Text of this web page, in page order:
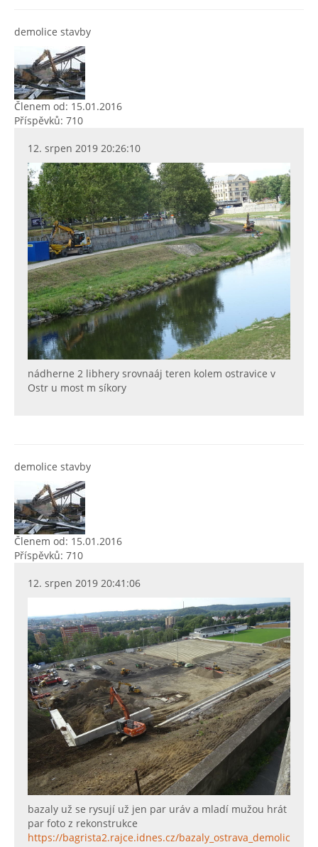
demolice stavby
Členem od: 15.01.2016
Příspěvků: 710
12. srpen 2019 20:26:10
nádherne 2 libhery srovnaáj teren kolem ostravice v
Ostr u most m síkory
demolice stavby
Členem od: 15.01.2016
Příspěvků: 710
12. srpen 2019 20:41:06
bazaly už se rysují už jen par uráv a mladí mužou hrát
par foto z rekonstrukce
https://bagrista2.rajce.idnes.cz/bazaly_ostrava_demolice